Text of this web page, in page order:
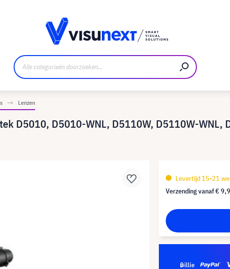
Lenzen
D5010, D5010-WNL, D5110W, D5110W-WNL,
Levertijd 15-21
Verzending vanaf€